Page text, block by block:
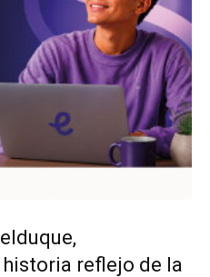
reflejo de la